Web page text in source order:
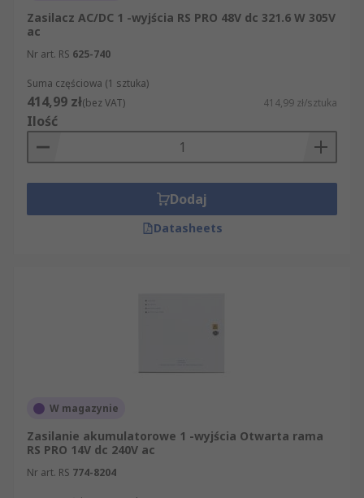
Zasilacz AC/DC 1 -wyjścia RS PRO 48V dc 321.6 W 305V
ac
Nr art. RS 625-740
Suma częściowa (1 sztuka)
414,99 zł(bez VAT) 414,99 zł/sztuka
Ilość
Dodaj
Datasheets
W magazynie
Zasilanie akumulatorowe 1 -wyjścia Otwarta rama
RS PRO 14V dc 240V ac
Nr art. RS 774-8204